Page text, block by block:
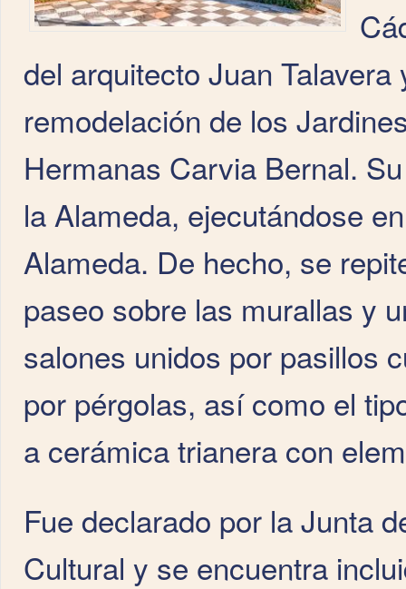
del arquitecto Juan
remodelación de los
Hermanas Carvia Bernal.
la Alameda, ejecutándose
Alameda. De hecho, se
paseo sobre las murallas y
salones unidos por pasillos
por pérgolas, así como el
a cerámica trianera con
Fue declarado por la Junta
Cultural y se encuentra